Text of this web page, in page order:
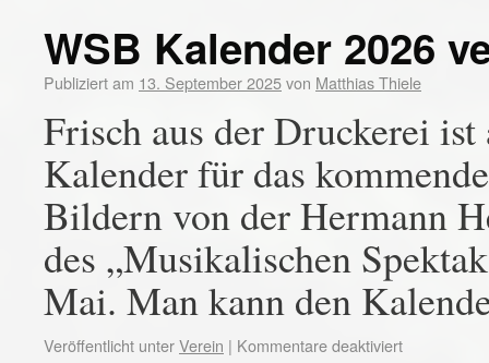
WSB Kalender 2026
Publiziert am 13. September 2025von Matthias Thiele
Frisch aus der Druckerei
Kalender für das
Bildern von der Hermann
des „Musikalischen
Mai. Man kann den
Veröffentlicht unterVerein | Kommentare deaktiviert